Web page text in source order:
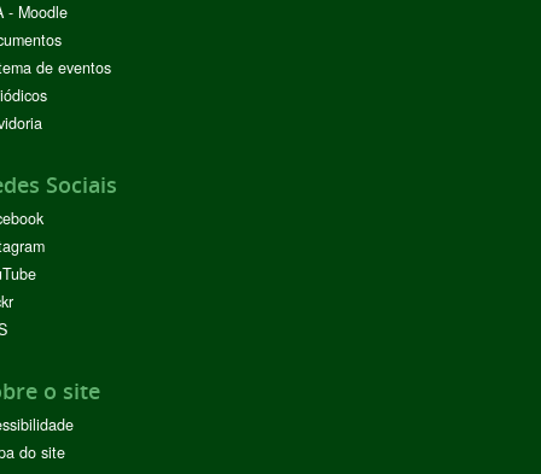
- Moodle
de eventos
Sociais
o site
do site